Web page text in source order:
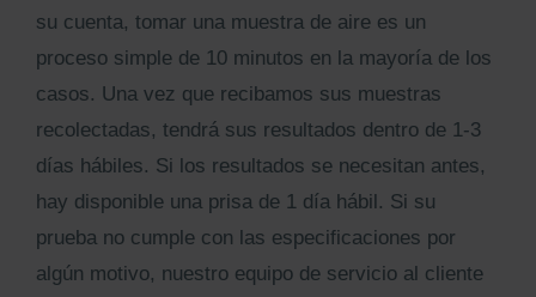
su cuenta, tomar una muestra de aire es un
proceso simple de 10 minutos en la mayoría de los
casos. Una vez que recibamos sus muestras
recolectadas, tendrá sus resultados dentro de 1-3
días hábiles. Si los resultados se necesitan antes,
hay disponible una prisa de 1 día hábil. Si su
prueba no cumple con las especificaciones por
algún motivo, nuestro equipo de servicio al cliente